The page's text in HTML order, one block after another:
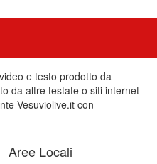
e testo prodotto da
da altre testate o siti internet
Vesuviolive.it con
Aree Locali